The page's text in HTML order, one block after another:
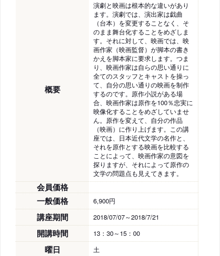
概要
演劇と映画は根本的な違いがあり
ます。演劇では、演出家は戯曲
（台本）を変更することなく、そ
のまま舞台化することをめざしま
す。それに対して、映画では、映
画作家（映画監督）が脚本の書き
かえを脚本家に要求します。つま
り、映画作家は自らの思い通りに
全てのスタッフとキャストを操っ
て、自分の思い通りの映画を制作
するのです。原作小説がある場
合、映画作家は原作を100％忠実に
映像化することをめざしていませ
ん。原作を変えて、自分の作品
（映画）に作り上げます。この講
座では、日本近代文学の名作と、
それを原作とする映画を比較する
ことによって、映画作家の意図を
探りますが、それによって原作の
文学の問題点も見えてきます。
会員価格
一般価格
6,900円
講座期間 2018/07/07～2018/7/21
開講時間 13：30～15：00
曜日 土